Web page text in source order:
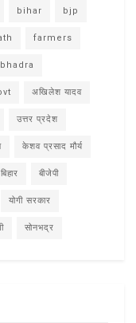
bihar bjp
farmers
अखिलेश यादव
उत्तर प्रदेश
केशव प्रसाद मौर्य
बिहार बीजेपी
योगी सरकार
सोनभद्र